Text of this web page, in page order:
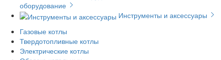
оборудование
Инструменты и аксессуары
Газовые котлы
Твердотопливные котлы
Электрические котлы